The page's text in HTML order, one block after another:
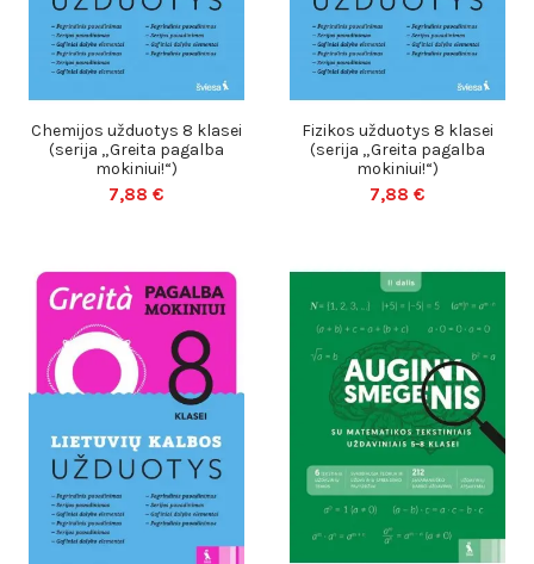
Chemijos užduotys 8 klasei
(serija „Greita pagalba
mokiniui!“)
7,88 €
Fizikos užduotys 8 klasei
(serija „Greita pagalba
mokiniui!“)
7,88 €